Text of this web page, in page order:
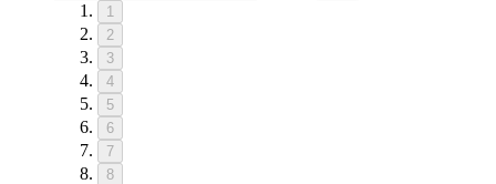
1
2
3
4
5
6
7
8